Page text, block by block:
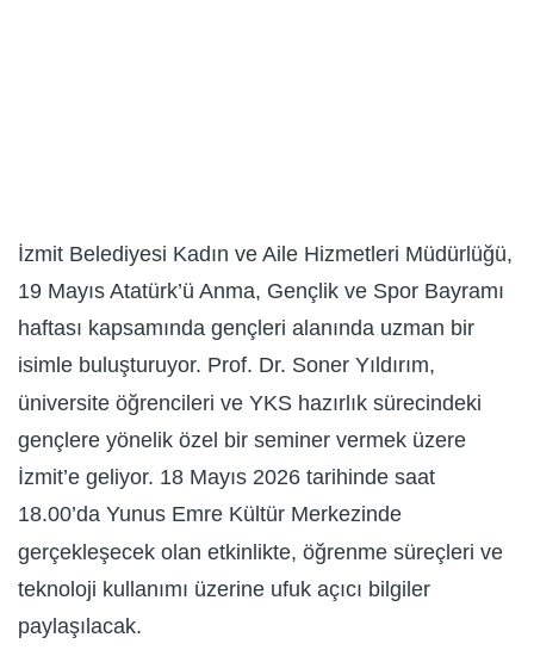
İzmit Belediyesi Kadın ve Aile Hizmetleri Müdürlüğü,
19 Mayıs Atatürk’ü Anma, Gençlik ve Spor Bayramı
haftası kapsamında gençleri alanında uzman bir
isimle buluşturuyor. Prof. Dr. Soner Yıldırım,
üniversite öğrencileri ve YKS hazırlık sürecindeki
gençlere yönelik özel bir seminer vermek üzere
İzmit’e geliyor. 18 Mayıs 2026 tarihinde saat
18.00’da Yunus Emre Kültür Merkezinde
gerçekleşecek olan etkinlikte, öğrenme süreçleri ve
teknoloji kullanımı üzerine ufuk açıcı bilgiler
paylaşılacak.